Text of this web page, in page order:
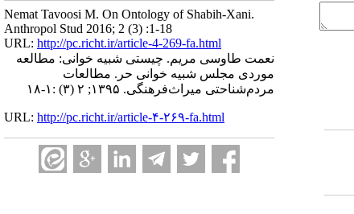
Nemat Tavoosi M. On Ontology of Shabih-Xani.
Anthropol Stud 2016; 2 (3) :1-18
URL: http://pc.richt.ir/article-4-269-fa.html
نعمت طاوسی مریم. چیستی شبیه خوانی: مطالعه
موردی مجلس شبیه خوانی حر. مطالعات
مردم‌شناحتی میراث‌فرهنگی. ۱۳۹۵; ۲ (۳) :۱-۱۸
URL: http://pc.richt.ir/article-۴-۲۶۹-fa.html